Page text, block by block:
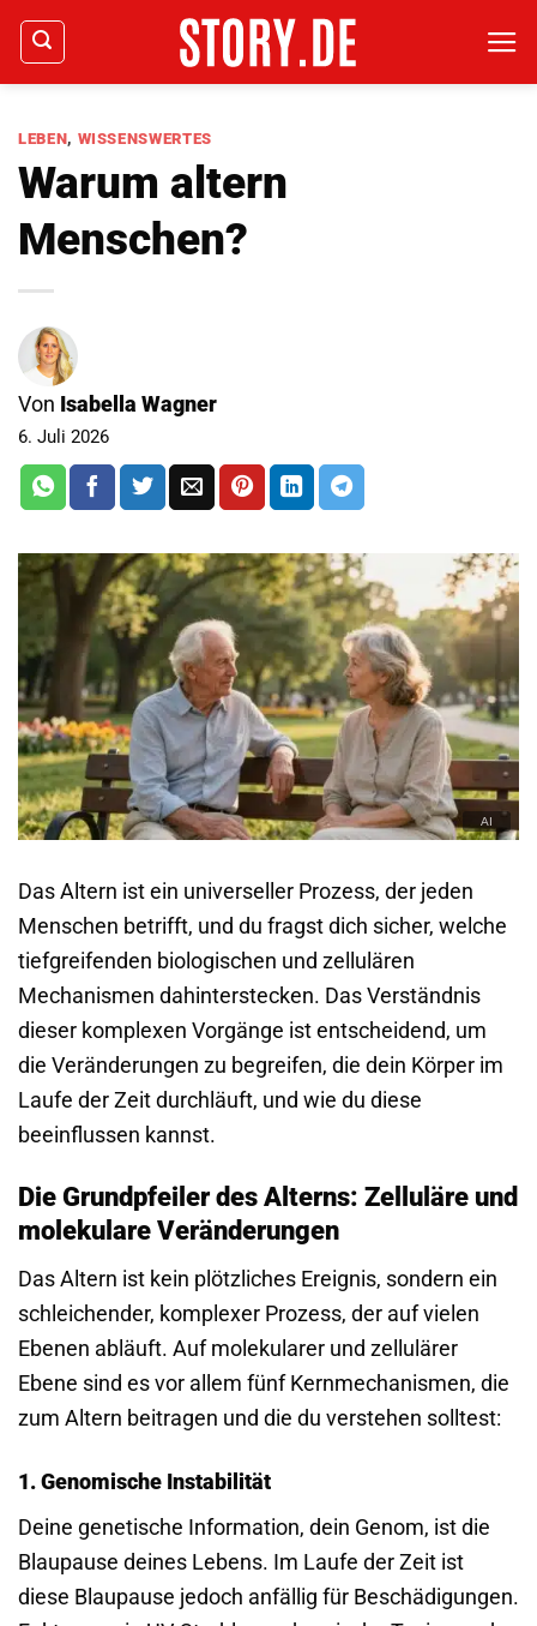
Zum
Inhalt
springen
LEBEN, WISSENSWERTES
Warum altern
Menschen?
Von Isabella Wagner
6. Juli 2026
Das Altern ist ein universeller Prozess, der jeden
Menschen betrifft, und du fragst dich sicher, welche
tiefgreifenden biologischen und zellulären
Mechanismen dahinterstecken. Das Verständnis
dieser komplexen Vorgänge ist entscheidend, um
die Veränderungen zu begreifen, die dein Körper im
Laufe der Zeit durchläuft, und wie du diese
beeinflussen kannst.
Die Grundpfeiler des Alterns: Zelluläre und
molekulare Veränderungen
Das Altern ist kein plötzliches Ereignis, sondern ein
schleichender, komplexer Prozess, der auf vielen
Ebenen abläuft. Auf molekularer und zellulärer
Ebene sind es vor allem fünf Kernmechanismen, die
zum Altern beitragen und die du verstehen solltest:
1. Genomische Instabilität
Deine genetische Information, dein Genom, ist die
Blaupause deines Lebens. Im Laufe der Zeit ist
diese Blaupause jedoch anfällig für Beschädigungen.